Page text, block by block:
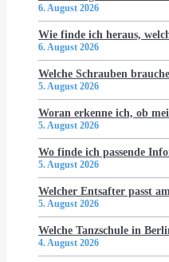
6. August 2026
Wie finde ich heraus,
6. August 2026
Welche Schrauben
5. August 2026
Woran erkenne ich, ob
5. August 2026
Wo finde ich passende
5. August 2026
Welcher Entsafter passt
5. August 2026
Welche Tanzschule in
4. August 2026